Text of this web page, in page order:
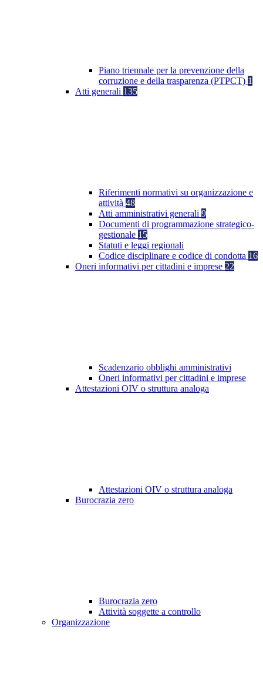
Piano triennale per la prevenzione della
corruzione e della trasparenza (PTPCT) 1
Atti generali 135
Riferimenti normativi su organizzazione e
attività 48
Atti amministrativi generali 9
Documenti di programmazione strategico-
gestionale 15
Statuti e leggi regionali
Codice disciplinare e codice di condotta 16
Oneri informativi per cittadini e imprese 22
Scadenzario obblighi amministrativi
Oneri informativi per cittadini e imprese
Attestazioni OIV o struttura analoga
Attestazioni OIV o struttura analoga
Burocrazia zero
Burocrazia zero
Attività soggette a controllo
Organizzazione